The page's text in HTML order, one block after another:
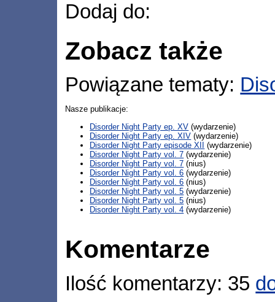
Dodaj do:
Zobacz także
Powiązane tematy:
Nasze publikacje:
Disorder Night Party ep. XV (wydarzenie)
Disorder Night Party ep. XIV (wydarzenie)
Disorder Night Party episode XII (wydarzenie)
Disorder Night Party vol. 7 (wydarzenie)
Disorder Night Party vol. 7 (nius)
Disorder Night Party vol. 6 (wydarzenie)
Disorder Night Party vol. 6 (nius)
Disorder Night Party vol. 5 (wydarzenie)
Disorder Night Party vol. 5 (nius)
Disorder Night Party vol. 4 (wydarzenie)
Komentarze
Ilość komentarzy: 35